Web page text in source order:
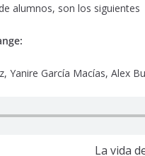
alumnos, son los siguientes
Yanire García Macías, Alex
La vida